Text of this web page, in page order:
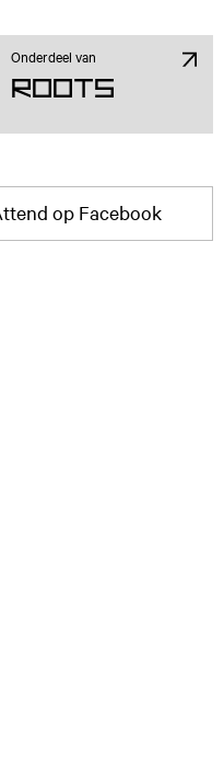
Onderdeel van
ROOTS
op Facebook